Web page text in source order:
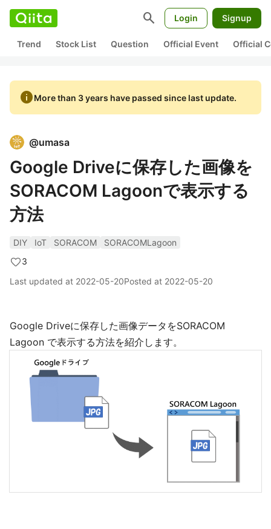
search Login Signup
Trend Stock List Question Official Event Official
infoMore than 3 years have passed since last update.
@umasa
Google Driveに保存した画像を
SORACOM Lagoonで表示する
方法
DIY IoT SORACOM
SORACOMLagoon
3
Last updated at 2022-05-20Posted at 2022-05-20
Google Driveに保存した画像データをSORACOM
Lagoon で表示する方法を紹介します。